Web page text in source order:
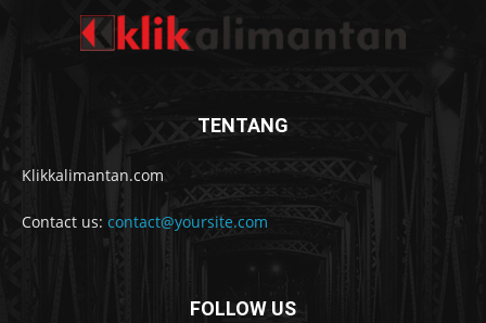
TENTANG
Klikkalimantan.com
Contact us: contact@yoursite.com
FOLLOW US